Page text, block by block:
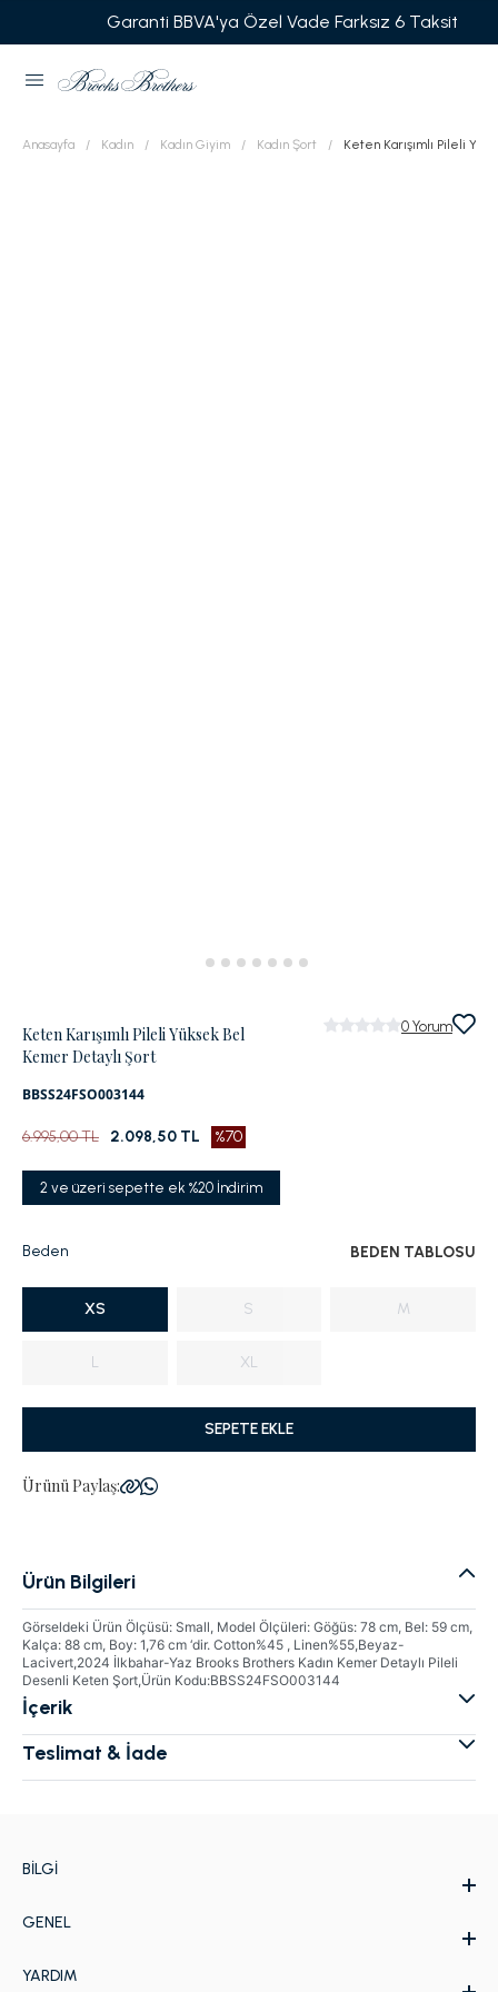
Garanti BBVA'ya Özel Vade Farksız 6 Taksit
Anasayfa Kadın Kadın Giyim Kadın Şort Keten Karışımlı Pileli
Keten Karışımlı Pileli Yüksek Bel
Kemer Detaylı Şort
BBSS24FSO003144
0 Yorum
6.995,00 TL 2.098,50 TL %70
2 ve üzeri sepette ek %20 İndirim
Beden BEDEN TABLOSU
XS S M
L XL
SEPETE EKLE
Ürünü Paylaş:
Ürün Bilgileri
Görseldeki Ürün Ölçüsü: Small, Model Ölçüleri: Göğüs: 78 cm, Bel: 59 cm,
Kalça: 88 cm, Boy: 1,76 cm ‘dir. Cotton%45 , Linen%55,Beyaz-
Lacivert,2024 İlkbahar-Yaz Brooks Brothers Kadın Kemer Detaylı Pileli
Desenli Keten Şort,Ürün Kodu:BBSS24FSO003144
İçerik
Teslimat & İade
BILGI
Hakkımızda
İletişim
GENEL
Kampanyalar
YARDIM